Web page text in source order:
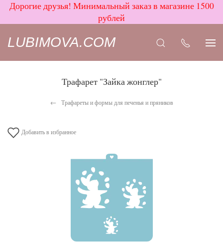
Дорогие друзья! Минимальный заказ в магазине 1500
рублей
LUBIMOVA.COM
Трафарет "Зайка жонглер"
Трафареты и формы для печенья и пряников
Добавить в избранное